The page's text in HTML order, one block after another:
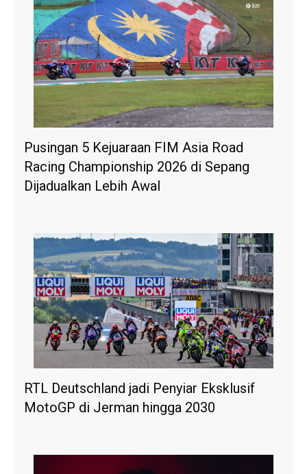
Pusingan 5 Kejuaraan FIM Asia Road
Racing Championship 2026 di Sepang
Dijadualkan Lebih Awal
RTL Deutschland jadi Penyiar Eksklusif
MotoGP di Jerman hingga 2030